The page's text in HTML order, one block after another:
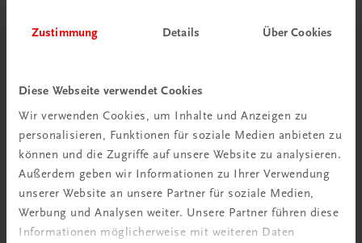
Zustimmung Details Über Cookies
Diese Webseite verwendet Cookies
Wir verwenden Cookies, um Inhalte und Anzeigen zu
personalisieren, Funktionen für soziale Medien anbieten zu
können und die Zugriffe auf unsere Website zu analysieren.
Außerdem geben wir Informationen zu Ihrer Verwendung
unserer Website an unsere Partner für soziale Medien,
Werbung und Analysen weiter. Unsere Partner führen diese
Informationen möglicherweise mit weiteren Daten
Schon entdeckt?
Ratgeber Schulpraxis
Mehr dazu